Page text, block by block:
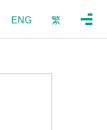
ENG 繁